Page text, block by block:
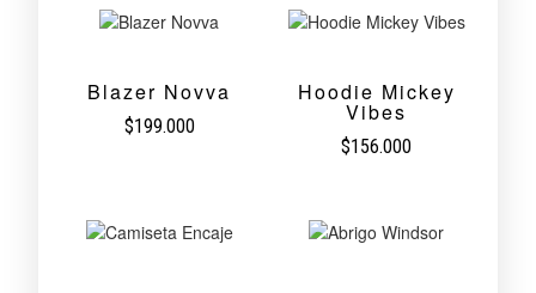
Blazer Novva
$199.000
Hoodie Mickey
Vibes
$156.000